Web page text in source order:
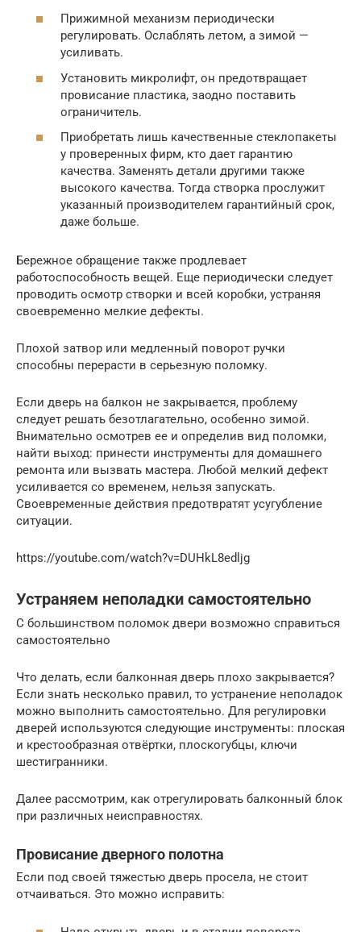
Прижимной механизм периодически
регулировать. Ослаблять летом, а зимой —
усиливать.
Установить микролифт, он предотвращает
провисание пластика, заодно поставить
ограничитель.
Приобретать лишь качественные стеклопакеты
у проверенных фирм, кто дает гарантию
качества. Заменять детали другими также
высокого качества. Тогда створка прослужит
указанный производителем гарантийный срок,
даже больше.
Бережное обращение также продлевает
работоспособность вещей. Еще периодически следует
проводить осмотр створки и всей коробки, устраняя
своевременно мелкие дефекты.
Плохой затвор или медленный поворот ручки
способны перерасти в серьезную поломку.
Если дверь на балкон не закрывается, проблему
следует решать безотлагательно, особенно зимой.
Внимательно осмотрев ее и определив вид поломки,
найти выход: принести инструменты для домашнего
ремонта или вызвать мастера. Любой мелкий дефект
усиливается со временем, нельзя запускать.
Своевременные действия предотвратят усугубление
ситуации.
https://youtube.com/watch?v=DUHkL8edljg
Устраняем неполадки самостоятельно
С большинством поломок двери возможно справиться
самостоятельно
Что делать, если балконная дверь плохо закрывается?
Если знать несколько правил, то устранение неполадок
можно выполнить самостоятельно. Для регулировки
дверей используются следующие инструменты: плоская
и крестообразная отвёртки, плоскогубцы, ключи
шестигранники.
Далее рассмотрим, как отрегулировать балконный блок
при различных неисправностях.
Провисание дверного полотна
Если под своей тяжестью дверь просела, не стоит
отчаиваться. Это можно исправить: